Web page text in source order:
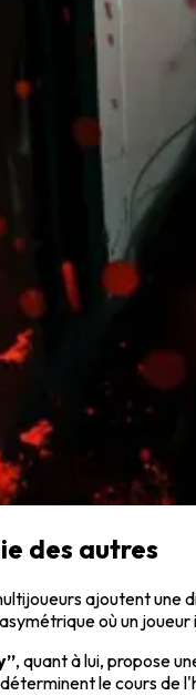
des autres
ajoutent une
où un
, quant à lui, propose
le cours de